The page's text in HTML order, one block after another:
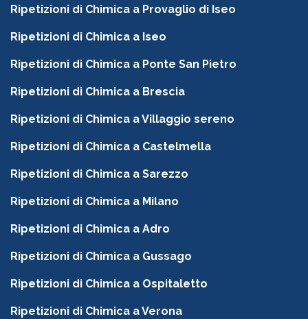
Ripetizioni di Chimica a Provaglio di Iseo
Ripetizioni di Chimica a Iseo
Ripetizioni di Chimica a Ponte San Pietro
Ripetizioni di Chimica a Brescia
Ripetizioni di Chimica a Villaggio sereno
Ripetizioni di Chimica a Castelmella
Ripetizioni di Chimica a Sarezzo
Ripetizioni di Chimica a Milano
Ripetizioni di Chimica a Adro
Ripetizioni di Chimica a Gussago
Ripetizioni di Chimica a Ospitaletto
Ripetizioni di Chimica a Verona